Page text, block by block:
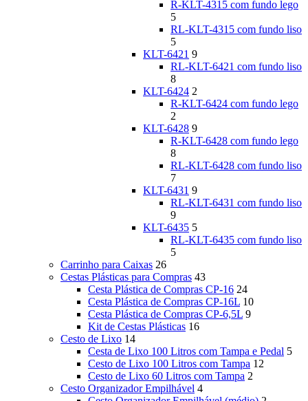
R-KLT-4315 com fundo lego
5
RL-KLT-4315 com fundo liso
5
KLT-6421 9
RL-KLT-6421 com fundo liso
8
KLT-6424 2
R-KLT-6424 com fundo lego
2
KLT-6428 9
R-KLT-6428 com fundo lego
8
RL-KLT-6428 com fundo liso
7
KLT-6431 9
RL-KLT-6431 com fundo liso
9
KLT-6435 5
RL-KLT-6435 com fundo liso
5
Carrinho para Caixas 26
Cestas Plásticas para Compras 43
Cesta Plástica de Compras CP-16 24
Cesta Plástica de Compras CP-16L 10
Cesta Plástica de Compras CP-6,5L 9
Kit de Cestas Plásticas 16
Cesto de Lixo 14
Cesta de Lixo 100 Litros com Tampa e Pedal 5
Cesto de Lixo 100 Litros com Tampa 12
Cesto de Lixo 60 Litros com Tampa 2
Cesto Organizador Empilhável 4